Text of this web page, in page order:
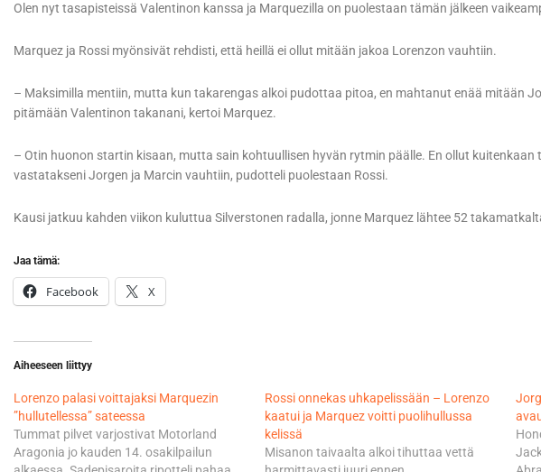
Olen nyt tasapisteissä Valentinon kanssa ja Marquezilla on puolestaan tämän jälkeen
Marquez ja Rossi myönsivät rehdisti, että heillä ei ollut mitään jakoa Lorenzon vauhtiin.
– Maksimilla mentiin, mutta kun takarengas alkoi pudottaa pitoa, en mahtanut enää mitään
pitämään Valentinon takanani, kertoi Marquez.
– Otin huonon startin kisaan, mutta sain kohtuullisen hyvän rytmin päälle. En ollut
vastatakseni Jorgen ja Marcin vauhtiin, pudotteli puolestaan Rossi.
Kausi jatkuu kahden viikon kuluttua Silverstonen radalla, jonne Marquez lähtee 52
Jaa tämä:
Facebook X
Aiheeseen liittyy
Lorenzo palasi voittajaksi Marquezin
”hullutellessa” sateessa
Tummat pilvet varjostivat Motorland
Aragonia jo kauden 14. osakilpailun
Rossi onnekas uhkapelissään – Lorenzo
kaatui ja Marquez voitti puolihullussa
kelissä
Misanon taivaalta alkoi tihuttaa vettä